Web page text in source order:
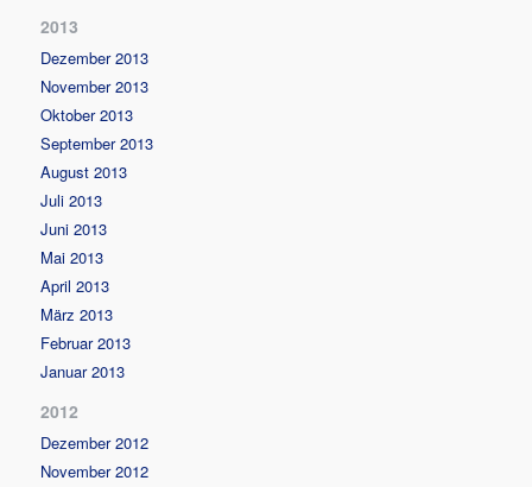
2013
Dezember 2013
November 2013
Oktober 2013
September 2013
August 2013
Juli 2013
Juni 2013
Mai 2013
April 2013
März 2013
Februar 2013
Januar 2013
2012
Dezember 2012
November 2012